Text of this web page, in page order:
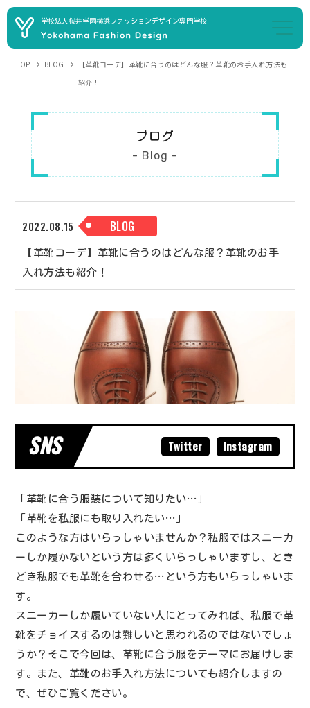
学校法人桜井学園横浜ファッションデザイン専門学校
TOP BLOG
【革靴コーデ】革靴に合うのはどんな服？革靴のお手入れ方法も
紹介！
ブログ
- Blog -
2022.08.15 BLOG
【革靴コーデ】革靴に合うのはどんな服？革靴のお手
入れ方法も紹介！
SNS Twitter Instagram
「革靴に合う服装について知りたい…」
「革靴を私服にも取り入れたい…」
このような方はいらっしゃいませんか？私服ではスニーカ
ーしか履かないという方は多くいらっしゃいますし、とき
どき私服でも革靴を合わせる…という方もいらっしゃいま
す。
スニーカーしか履いていない人にとってみれば、私服で革
靴をチョイスするのは難しいと思われるのではないでしょ
うか？そこで今回は、革靴に合う服をテーマにお届けしま
す。また、革靴のお手入れ方法についても紹介しますの
で、ぜひご覧ください。